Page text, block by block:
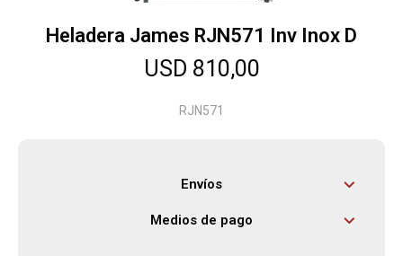
Heladera James RJN571 Inv Inox D
USD 810,00
RJN571
Envíos
Medios de pago
Herramientas